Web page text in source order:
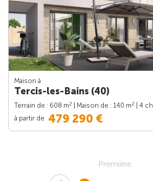
Maison à
Tercis-les-Bains (40)
Terrain de : 608 m2 | Maison de : 140 m2
| 4 ch.
à partir de 479 290 €
Première